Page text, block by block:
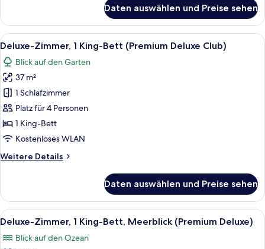
Zimmer,
2 Doppelbetten
(Premium
Club)
Daten auswählen und Preise sehen
Alle
Fotos
für
Deluxe-
Zimmer,
1 King-
Bett
(Premium
Club)
Ein Hotelzimmer mit einem großen
4
Deluxe-Zimmer, 1 King-Bett (Premium Deluxe Club)
Blick auf den Garten
37 m²
1 Schlafzimmer
Platz für 4 Personen
1 King-Bett
Kostenloses WLAN
Weitere Details
Weitere
Zimmer,
1 King-
Bett
Deluxe
Daten auswählen und Preise sehen
Alle
Fotos
für
Ein Hotelzimmer mit einem großen
19
Deluxe-Zimmer, 1 King-Bett, Meerblick (Premium Deluxe)
Blick auf den Ozean